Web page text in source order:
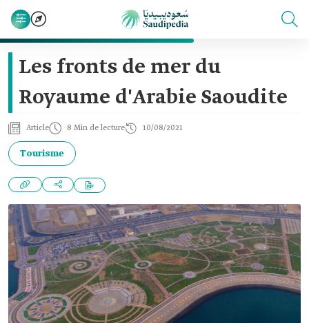
Les fronts de mer du
Royaume d'Arabie Saoudite
Article 8 Min de lecture 10/08/2021
Tourisme